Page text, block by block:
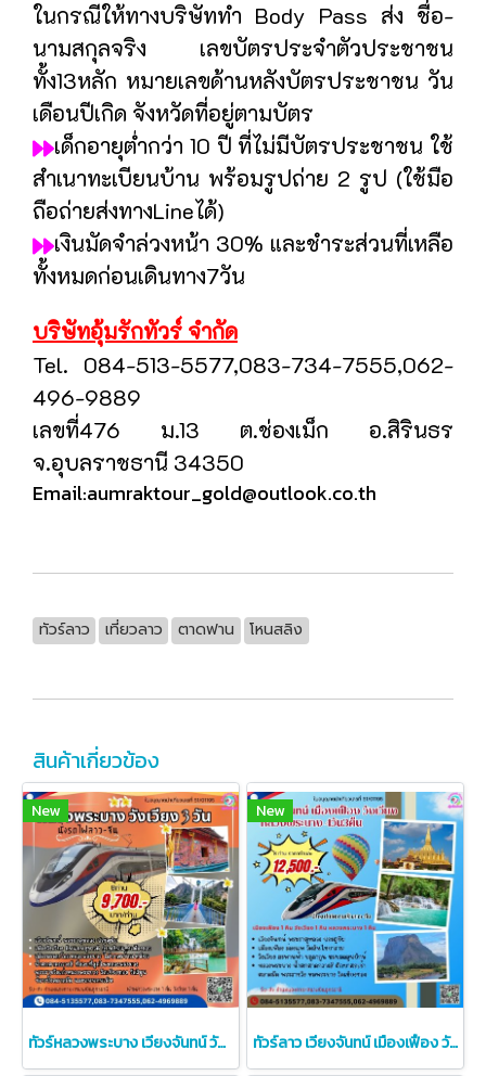
ในกรณีให้ทางบริษัททำ Body Pass ส่ง ชื่อ-
นามสกุลจริง เลขบัตรประจำตัวประชาชน
ทั้ง13หลัก หมายเลขด้านหลังบัตรประชาชน วัน
เดือนปีเกิด จังหวัดที่อยู่ตามบัตร
เด็กอายุต่ำกว่า 10 ปี ที่ไม่มีบัตรประชาชน ใช้
สำเนาทะเบียนบ้าน พร้อมรูปถ่าย 2 รูป (ใช้มือ
ถือถ่ายส่งทางLineได้)
เงินมัดจำล่วงหน้า 30% และชำระส่วนที่เหลือ
ทั้งหมดก่อนเดินทาง7วัน
บริษัทอุ้มรักทัวร์ จำกัด
Tel. 084-513-5577,083-734-7555,062-
496-9889
เลขที่476 ม.13 ต.ช่องเม็ก อ.สิรินธร
จ.อุบลราชธานี 34350
Email:aumraktour_gold@outlook.co.th
ทัวร์ลาว เที่ยวลาว ตาดฟาน โหนสลิง
สินค้าเกี่ยวข้อง
New
ทัวร์หลวงพระบาง เวียงจันทน์ วังเวียง 3 วัน 2 คืน จากหนองคาย
New
ทัวร์ลาว เวียงจันทน์ เมืองเฟือง วังเวียง หลวงพระบาง ราคาถูก